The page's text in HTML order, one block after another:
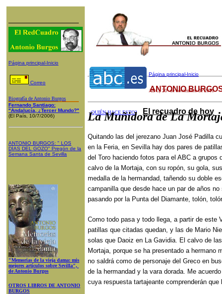
Página principal-Inicio
Correo
Biografía de Antonio Burgos
Fernando Santiago:
"Andalucía, ¿Tercer Mundo?"
(El País, 10/7/2006)
ANTONIO BURGOS: " LOS
DÍAS DEL GOZO" Pregón de la
Semana Santa de Sevilla
"Memorias de la vieja dama: mis
mejores artículos sobre Sevilla",
de Antonio Burgos
OTROS LIBROS DE ANTONIO
BURGOS
Página principal-Inicio
ABC, 20de noviembre de 2010
¿QUIÉN HACE ESTO? El recuadro de hoy
ANTONIO
La Muñidora de La
Quitando las del jerezano Juan José Padilla
en la Feria, en Sevilla hay dos pares de
del Toro haciendo fotos para el ABC a
calvo de la Mortaja, con su ropón, su gola,
medalla de la hermandad, tañendo su doble
campanilla que desde hace un par de años
pasando por la Punta del Diamante, tolón,
Como todo pasa y todo llega, a partir de este
patillas que citadas quedan, y las de Mario
solas que Daoiz en La Gavidia. El calvo de
Mortaja, porque se ha presentado a hermano
no saldrá como de personaje del Greco en
de la hermandad y la vara dorada. Me
cuya respuesta tartajeante comprenderán